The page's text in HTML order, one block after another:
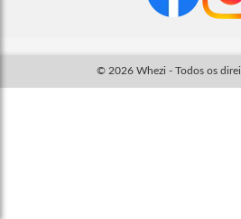
© 2026 Whezi - Todos os